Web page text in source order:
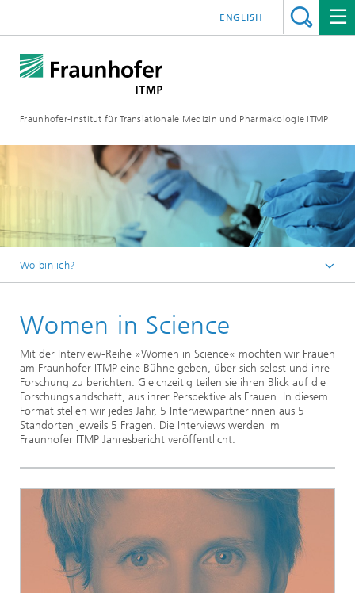
Fraunhofer-Institut für Translationale Medizin und Pharmakologie ITMP
ENGLISH
Wo bin ich?
Women in Science
Mit der Interview-Reihe »Women in Science« möchten wir Frauen
am Fraunhofer ITMP eine Bühne geben, über sich selbst und ihre
Forschung zu berichten. Gleichzeitig teilen sie ihren Blick auf die
Forschungslandschaft, aus ihrer Perspektive als Frauen. In diesem
Format stellen wir jedes Jahr, 5 Interviewpartnerinnen aus 5
Standorten jeweils 5 Fragen. Die Interviews werden im
Fraunhofer ITMP Jahresbericht veröffentlicht.